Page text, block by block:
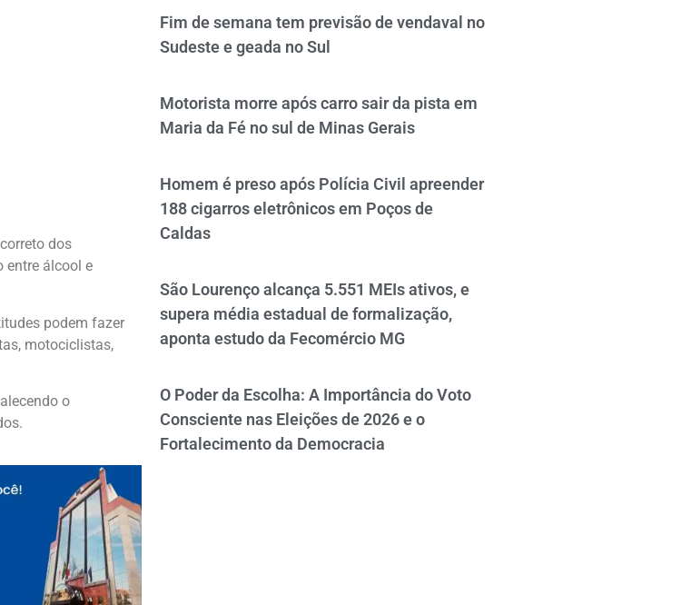
dos
entre álcool e
podem fazer
motociclistas,
o
Fim de semana tem previsão de vendaval no
Sudeste e geada no Sul
Motorista morre após carro sair da pista em
Maria da Fé no sul de Minas Gerais
Homem é preso após Polícia Civil apreender
188 cigarros eletrônicos em Poços de
Caldas
São Lourenço alcança 5.551 MEIs ativos, e
supera média estadual de formalização,
aponta estudo da Fecomércio MG
O Poder da Escolha: A Importância do Voto
Consciente nas Eleições de 2026 e o
Fortalecimento da Democracia